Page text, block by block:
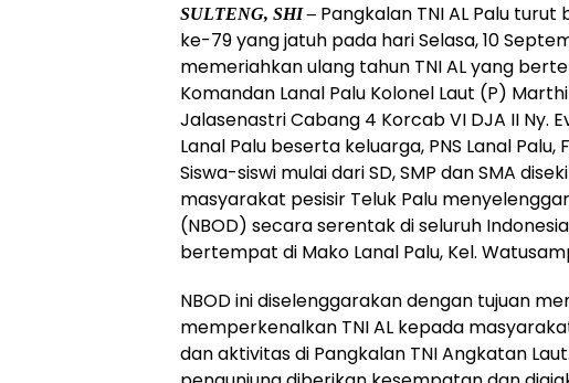
SULTENG, SHI – Pangkalan TNI AL Palu
ke-79 yang jatuh pada hari Selasa, 10
memeriahkan ulang tahun TNI AL yang
Komandan Lanal Palu Kolonel Laut (P)
Jalasenastri Cabang 4 Korcab VI DJA II Ny.
Lanal Palu beserta keluarga, PNS Lanal Palu,
Siswa-siswi mulai dari SD, SMP dan SMA
masyarakat pesisir Teluk Palu
(NBOD) secara serentak di seluruh
bertempat di Mako Lanal Palu, Kel.
NBOD ini diselenggarakan dengan tujuan
memperkenalkan TNI AL kepada
dan aktivitas di Pangkalan TNI Angkatan